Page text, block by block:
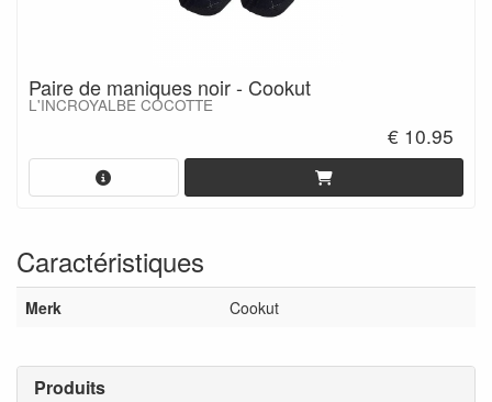
Produits
Paire de maniques noir - Cookut
L'INCROYALBE COCOTTE
€ 10.95
Caractéristiques
Merk Cookut